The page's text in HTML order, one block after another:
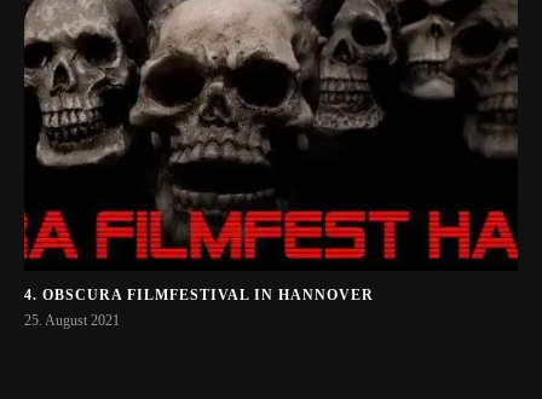
4. OBSCURA FILMFESTIVAL IN HANNOVER
25. August 2021